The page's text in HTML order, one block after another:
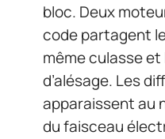
bloc. Deux
code partagent
même culasse
d’alésage. Les
apparaissent au
du faisceau